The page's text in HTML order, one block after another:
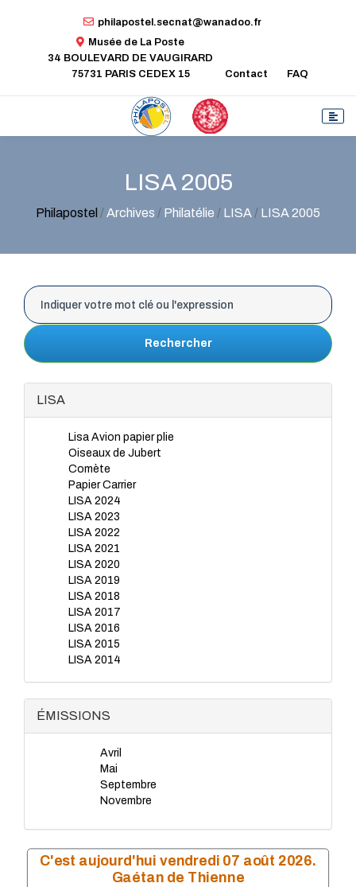
philapostel.secnat@wanadoo.fr
Musée de La Poste
34 BOULEVARD DE VAUGIRARD
75731 PARIS CEDEX 15
Contact FAQ
LISA 2005
Philapostel /Archives / Philatélie / LISA / LISA 2005
Rechercher
LISA
Lisa Avion papier plie
Oiseaux de Jubert
Comète
Papier Carrier
LISA 2024
LISA 2023
LISA 2022
LISA 2021
LISA 2020
LISA 2019
LISA 2018
LISA 2017
LISA 2016
LISA 2015
LISA 2014
LISA 2010
LISA 2008
LISA 2007
LISA 2006
LISA 2005
LiSA 2004
LISA 2001
LISA 2000
ÉMISSIONS
Avril
Mai
Septembre
Novembre
C'est aujourd'hui vendredi 07 août 2026.
Gaétan de Thienne